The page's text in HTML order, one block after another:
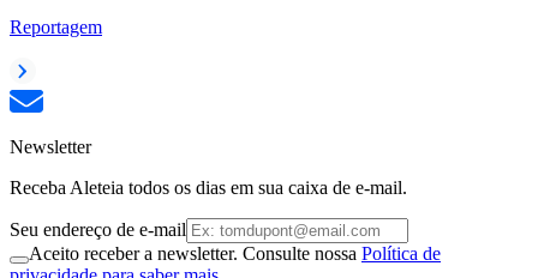
Reportagem
Newsletter
Receba Aleteia todos os dias em sua caixa de e-mail.
Seu endereço de e-mail
Aceito receber a newsletter. Consulte nossa Política de